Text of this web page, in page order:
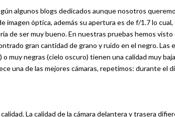
algunos blogs dedicados aunque nosotros
imagen óptica, además su apertura es de f/1.7 lo
de ser muy bueno. En nuestras pruebas hemos visto
gran cantidad de grano y ruido en el negro. Las
muy negras (cielo oscuro) tienen una calidad muy
una de las mejores cámaras, repetimos: durante el
La calidad de la cámara delantera y trasera